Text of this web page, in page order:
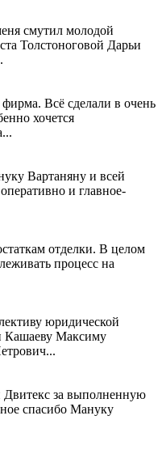
смутил молодой
Толстоноговой Дарьи
Всё сделали в очень
хочется
Вартаняну и всей
и главное-
отделки. В целом
процесс на
юридической
Кашаеву Максиму
за выполненную
спасибо Мануку